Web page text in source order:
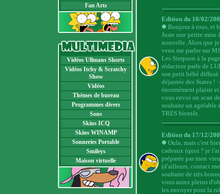
Fan Arts
Vidéos Ullmans Shorts
Vidéos Itchy & Scratchy
Show
Vidéos
Thèmes de bureau
Programmes divers
Sons
Skins ICQ
Skins WINAMP
Sonneries Portable
Smileys
Maison virtuelle
Edition du 10/02/
Bonjour à tous, et
Juste une petite mise
nouvelle. Alors que
venu me parler sur
Les Simpson à la
rédacteur parle de
son petit bébé
déjantée des States !
énormément plaisir
vous envoi un scan
souhaite un agréable
TRES bientôt.
Edition du 17/12/
Oula, mais c'est
cadeaux (quoi ? je
préparée par mon
(d'ailleurs, contact
souhaite de très
vous aurez pleins
les envoyer pour la